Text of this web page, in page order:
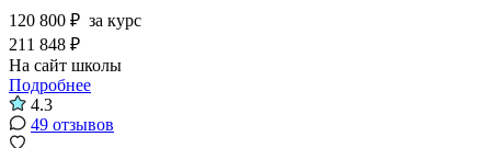
120 800 ₽ за курс
211 848 ₽
На сайт школы
Подробнее
4.3
49 отзывов